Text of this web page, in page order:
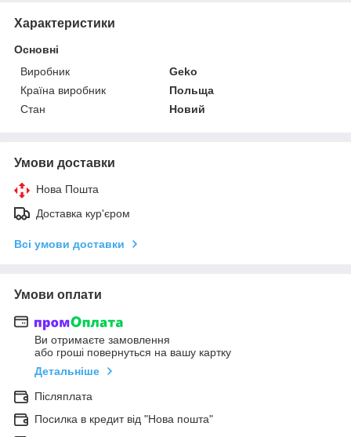
Характеристики
Основні
Виробник
Geko
Країна виробник
Польща
Стан
Новий
Умови доставки
Нова Пошта
Доставка кур'єром
Всі умови доставки
Умови оплати
Ви отримаєте замовлення
або гроші повернуться на вашу картку
Детальніше
Післяплата
Посилка в кредит від "Нова пошта"